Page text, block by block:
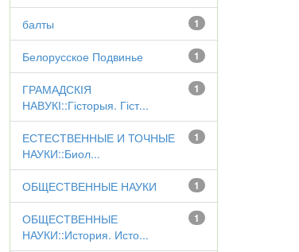
1
балты
1
Белорусское Подвинье
1
ГРАМАДСКІЯ
НАВУКІ::Гісторыя. Гіст...
1
ЕСТЕСТВЕННЫЕ И ТОЧНЫЕ
НАУКИ::Биол...
1
ОБЩЕСТВЕННЫЕ НАУКИ
1
ОБЩЕСТВЕННЫЕ
НАУКИ::История. Исто...